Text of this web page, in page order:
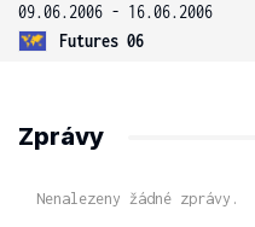
09.06.2006 - 16.06.2006
Futures 06
Zprávy
Nenalezeny žádné zprávy.